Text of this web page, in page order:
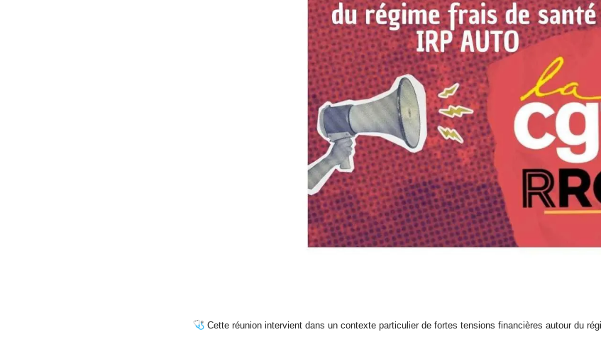
Cette réunion intervient dans un contexte particulier de fortes tensions financières autour du